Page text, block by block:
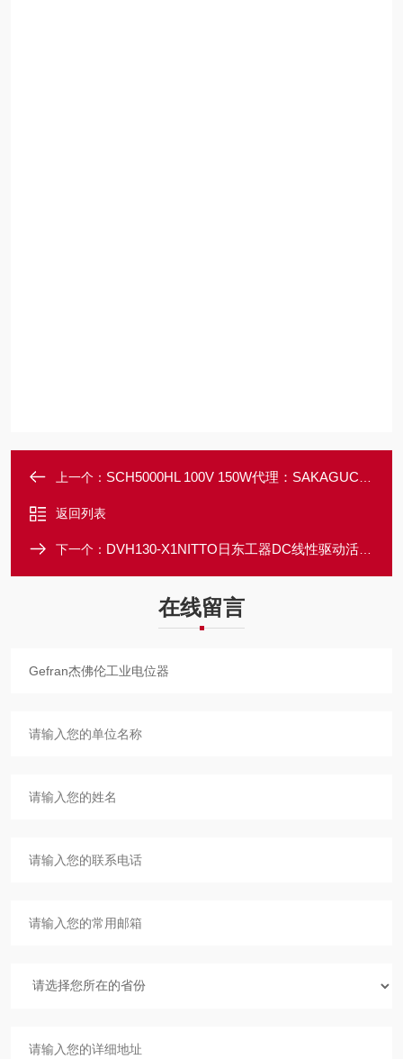
上一个： SCH5000HL 100V 150W代理：SAKAGUCHI坂口电热加热电缆硅橡胶
返回列表
下一个： DVH130-X1NITTO日东工器DC线性驱动活塞真空泵
在线留言